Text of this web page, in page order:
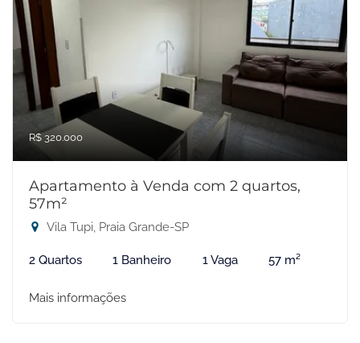
R$ 320.000
Apartamento à Venda com 2 quartos,
57m²
Vila Tupi, Praia Grande-SP
2 Quartos 1 Banheiro 1 Vaga 57 m²
Mais informações